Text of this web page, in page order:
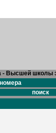
- Высшей школы
поиск